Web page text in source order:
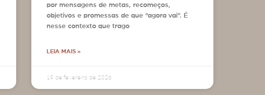
por mensagens de metas, recomeços,
objetivos e promessas de que “agora vai”. É
nesse contexto que trago
LEIA MAIS »
19 de fevereiro de 2026